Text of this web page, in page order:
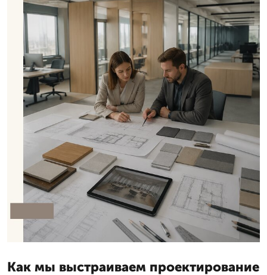
Как мы выстраиваем проектирование